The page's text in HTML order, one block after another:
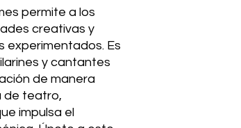
permite a los
creativas y
experimentados. Es
y cantantes
de manera
de teatro,
impulsa el